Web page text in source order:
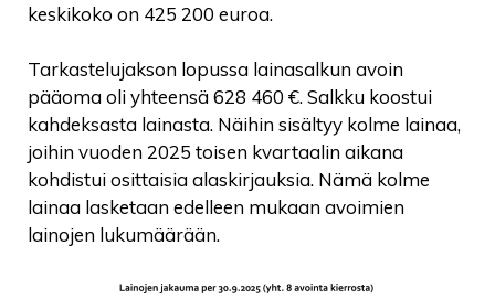
keskikoko on 425 200 euroa.
Tarkastelujakson lopussa lainasalkun avoin
pääoma oli yhteensä 628 460 €. Salkku koostui
kahdeksasta lainasta. Näihin sisältyy kolme lainaa,
joihin vuoden 2025 toisen kvartaalin aikana
kohdistui osittaisia alaskirjauksia. Nämä kolme
lainaa lasketaan edelleen mukaan avoimien
lainojen lukumäärään.